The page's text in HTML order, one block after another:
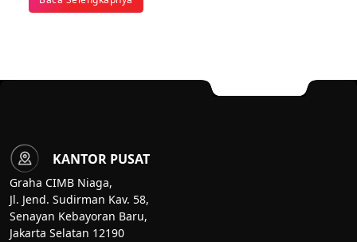
KANTOR PUSAT
Graha CIMB Niaga,
Jl. Jend. Sudirman Kav. 58,
Senayan Kebayoran Baru,
Jakarta Selatan 12190